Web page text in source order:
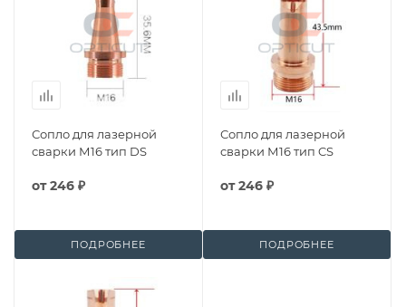
Сопло для лазерной
сварки М16 тип DS
от246 ₽
ПОДРОБНЕЕ
Сопло для лазерной
сварки М16 тип CS
от246 ₽
ПОДРОБНЕЕ